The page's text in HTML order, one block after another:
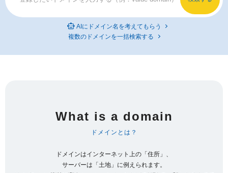
AIにドメイン名を考えてもらう
複数のドメインを一括検索する
What is a domain
ドメインとは？
ドメインはインターネット上の「住所」、
サーバーは「土地」に例えられます。